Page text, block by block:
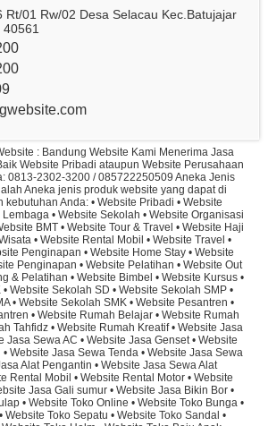
Rt/01 Rw/02 Desa Selacau Kec.Batujajar
: Bandung Website Kami Menerima Jasa
Website Pribadi ataupun Website Perusahaan
0813-2302-3200 / 085722250509 Aneka Jenis
Aneka jenis produk website yang dapat di
Anda: • Website Pribadi • Website
• Website Sekolah • Website Organisasi
BMT • Website Tour & Travel • Website Haji
• Website Rental Mobil • Website Travel •
Penginapan • Website Home Stay • Website
Penginapan • Website Pelatihan • Website Out
& Pelatihan • Website Bimbel • Website Kursus •
Website Sekolah SD • Website Sekolah SMP •
• Website Sekolah SMK • Website Pesantren •
• Website Rumah Belajar • Website Rumah
Tahfidz • Website Rumah Kreatif • Website Jasa
Jasa Sewa AC • Website Jasa Genset • Website
Website Jasa Sewa Tenda • Website Jasa Sewa
Alat Pengantin • Website Jasa Sewa Alat
Rental Mobil • Website Rental Motor • Website
Jasa Gali sumur • Website Jasa Bikin Bor •
• Website Toko Online • Website Toko Bunga •
Website Toko Sepatu • Website Toko Sandal •